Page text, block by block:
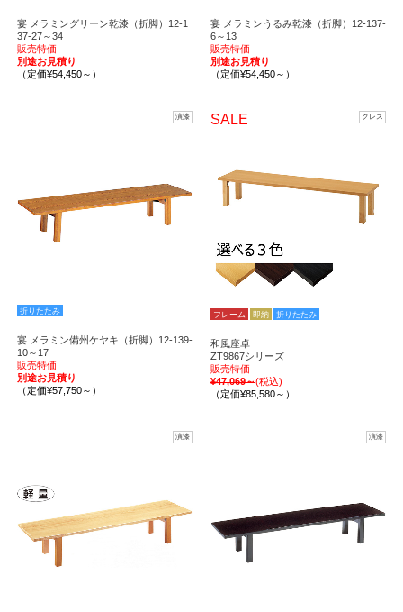
宴 メラミングリーン乾漆（折脚）12-1
37-27～34
販売特価
別途お見積り
（定価¥54,450～）
宴 メラミンうるみ乾漆（折脚）12-137-
6～13
販売特価
別途お見積り
（定価¥54,450～）
演漆
折りたたみ
宴 メラミン備州ケヤキ（折脚）12-139-
10～17
販売特価
別途お見積り
（定価¥57,750～）
SALE クレス
フレーム 即納 折りたたみ
和風座卓
ZT9867シリーズ
販売特価
¥47,069～(税込)
（定価¥85,580～）
演漆 演漆